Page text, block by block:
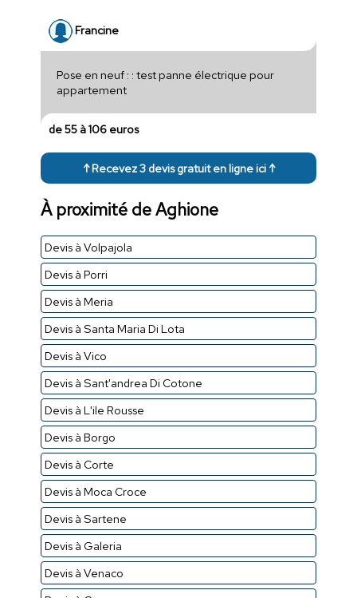
Francine
Pose en neuf : : test panne électrique pour
appartement
de 55 à 106 euros
↑ Recevez 3 devis gratuit en ligne ici ↑
À proximité de Aghione
Devis à Volpajola
Devis à Porri
Devis à Meria
Devis à Santa Maria Di Lota
Devis à Vico
Devis à Sant'andrea Di Cotone
Devis à L'ile Rousse
Devis à Borgo
Devis à Corte
Devis à Moca Croce
Devis à Sartene
Devis à Galeria
Devis à Venaco